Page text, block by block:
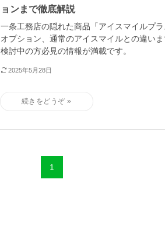
ョンまで徹底解説
一条工務店の隠れた商品「アイスマイルプ
オプション、通常のアイスマイルとの違い
検討中の方必見の情報が満載です。
2025年5月28日
1